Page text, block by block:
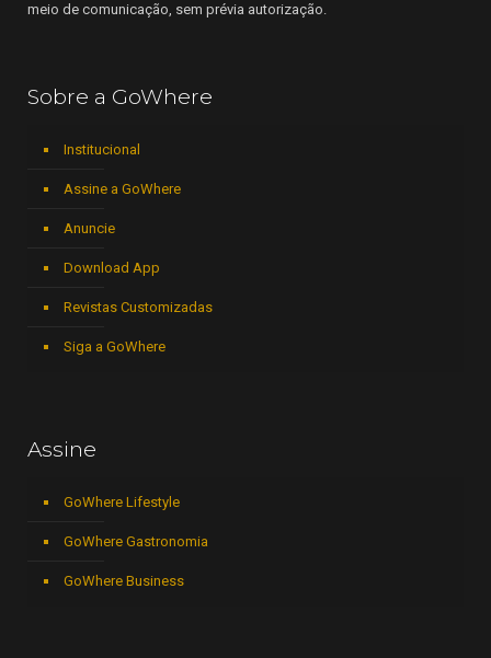
meio de comunicação, sem prévia autorização.
Sobre a GoWhere
Institucional
Assine a GoWhere
Anuncie
Download App
Revistas Customizadas
Siga a GoWhere
Assine
GoWhere Lifestyle
GoWhere Gastronomia
GoWhere Business